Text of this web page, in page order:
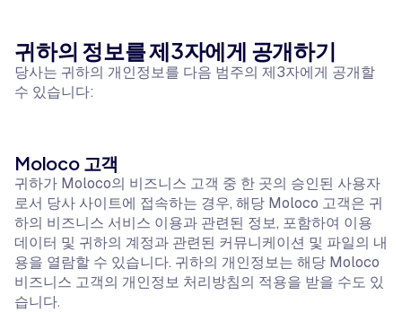
귀하의 정보를 제3자에게 공개하기
당사는 귀하의 개인정보를 다음 범주의 제3자에게 공개할
수 있습니다:
Moloco 고객
귀하가 Moloco의 비즈니스 고객 중 한 곳의 승인된 사용자
로서 당사 사이트에 접속하는 경우, 해당 Moloco 고객은 귀
하의 비즈니스 서비스 이용과 관련된 정보, 포함하여 이용
데이터 및 귀하의 계정과 관련된 커뮤니케이션 및 파일의 내
용을 열람할 수 있습니다. 귀하의 개인정보는 해당 Moloco
비즈니스 고객의 개인정보 처리방침의 적용을 받을 수도 있
습니다.